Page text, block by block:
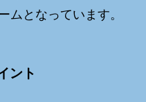
ムとなっています。
ント